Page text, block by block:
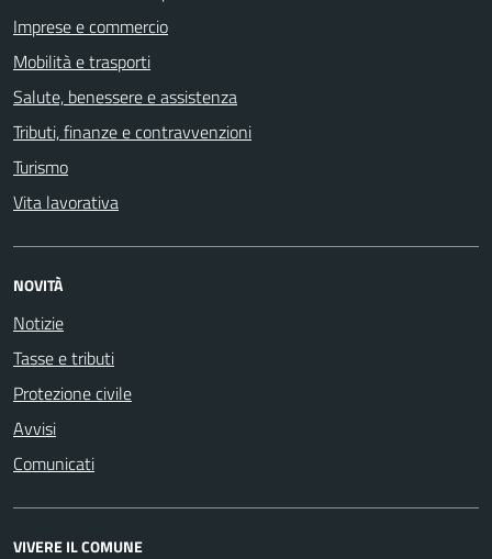
Imprese e commercio
Mobilità e trasporti
Salute, benessere e assistenza
Tributi, finanze e contravvenzioni
Turismo
Vita lavorativa
NOVITÀ
Notizie
Tasse e tributi
Protezione civile
Avvisi
Comunicati
VIVERE IL COMUNE